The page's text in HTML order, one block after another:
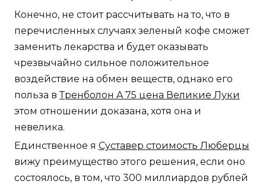
Конечно, не стоит рассчитывать на то, что в
перечисленных случаях зеленый кофе сможет
заменить лекарства и будет оказывать
чрезвычайно сильное положительное
воздействие на обмен веществ, однако его
польза вТренболон A 75 цена Великие Луки
этом отношении доказана, хотя она и
невелика.
Единственное я Суставер стоимость Люберцы
вижу преимущество этого решения, если оно
состоялось, в том, что 300 миллиардов рублей